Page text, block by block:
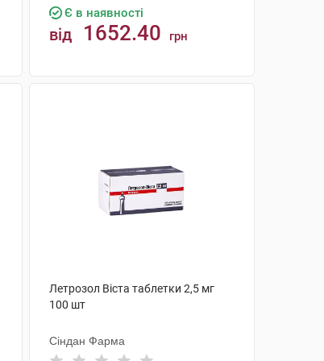
Є в наявності
від 1652.40 грн
Летрозол Віста таблетки 2,5 мг
100 шт
Сіндан Фарма